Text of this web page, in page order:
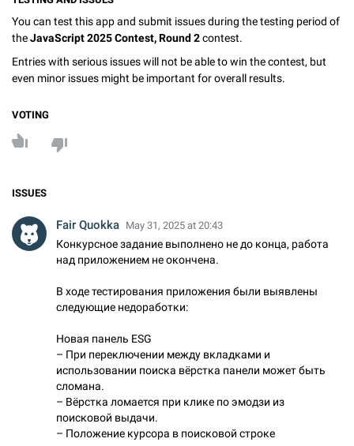
You can test this app and submit issues during the testing period of
theJavaScript 2025 Contest, Round 2contest.
Entries with serious issues will not be able to win the contest, but
even minor issues might be important for overall results.
VOTING
ISSUES
Fair Quokka May 31, 2025 at 20:43
Конкурсное задание выполнено не до конца, работа
над приложением не окончена.
В ходе тестирования приложения были выявлены
следующие недоработки:
Новая панель ESG
– При переключении между вкладками и
использовании поиска вёрстка панели может быть
сломана.
– Вёрстка ломается при клике по эмодзи из
поисковой выдачи.
– Положение курсора в поисковой строке